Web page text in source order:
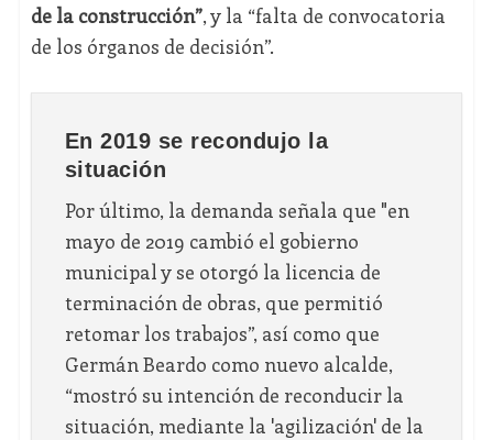
de la construcción”, y la “falta de convocatoria
de los órganos de decisión”.
En 2019 se recondujo la
situación
Por último, la demanda señala que "en
mayo de 2019 cambió el gobierno
municipal y se otorgó la licencia de
terminación de obras, que permitió
retomar los trabajos”, así como que
Germán Beardo como nuevo alcalde,
“mostró su intención de reconducir la
situación, mediante la 'agilización' de la